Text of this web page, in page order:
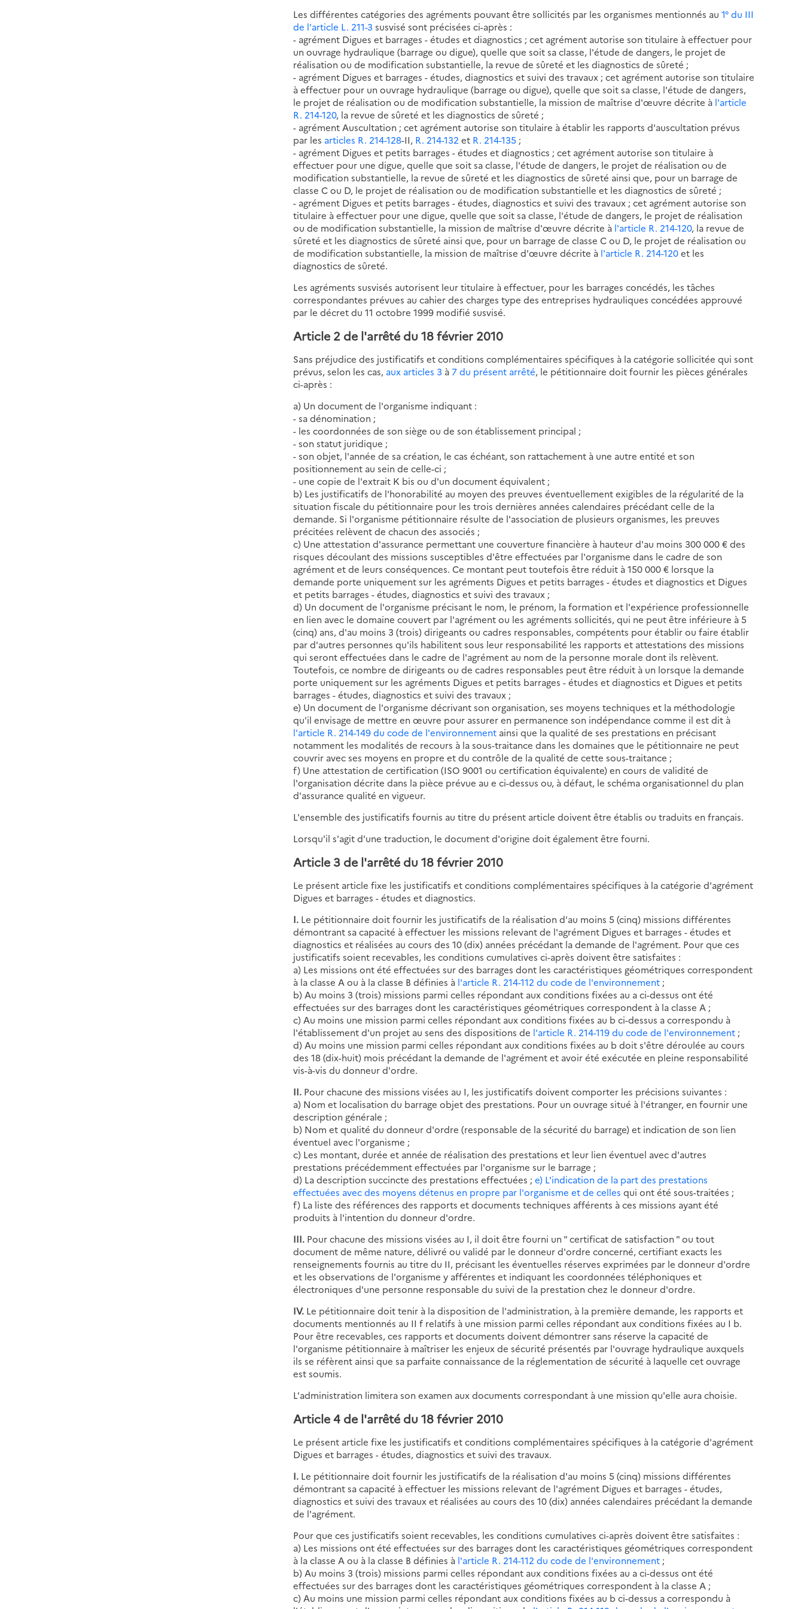
Les différentes catégories des agréments pouvant être sollicités par les organismes mentionnés au1° du III
de l'article L. 211-3susvisé sont précisées ci-après :
- agrément Digues et barrages - études et diagnostics ; cet agrément autorise son titulaire à effectuer pour
un ouvrage hydraulique (barrage ou digue), quelle que soit sa classe, l'étude de dangers, le projet de
réalisation ou de modification substantielle, la revue de sûreté et les diagnostics de sûreté ;
- agrément Digues et barrages - études, diagnostics et suivi des travaux ; cet agrément autorise son titulaire
à effectuer pour un ouvrage hydraulique (barrage ou digue), quelle que soit sa classe, l'étude de dangers,
le projet de réalisation ou de modification substantielle, la mission de maîtrise d'œuvre décrite à l'article
R. 214-120, la revue de sûreté et les diagnostics de sûreté ;
- agrément Auscultation ; cet agrément autorise son titulaire à établir les rapports d'auscultation prévus
par les articles R. 214-128-II, R. 214-132et R. 214-135 ;
- agrément Digues et petits barrages - études et diagnostics ; cet agrément autorise son titulaire à
effectuer pour une digue, quelle que soit sa classe, l'étude de dangers, le projet de réalisation ou de
modification substantielle, la revue de sûreté et les diagnostics de sûreté ainsi que, pour un barrage de
classe C ou D, le projet de réalisation ou de modification substantielle et les diagnostics de sûreté ;
- agrément Digues et petits barrages - études, diagnostics et suivi des travaux ; cet agrément autorise son
titulaire à effectuer pour une digue, quelle que soit sa classe, l'étude de dangers, le projet de réalisation
ou de modification substantielle, la mission de maîtrise d'œuvre décrite à l'article R. 214-120, la revue de
sûreté et les diagnostics de sûreté ainsi que, pour un barrage de classe C ou D, le projet de réalisation ou
de modification substantielle, la mission de maîtrise d'œuvre décrite à l'article R. 214-120et les
diagnostics de sûreté.
Les agréments susvisés autorisent leur titulaire à effectuer, pour les barrages concédés, les tâches
correspondantes prévues au cahier des charges type des entreprises hydrauliques concédées approuvé
par le décret du 11 octobre 1999 modifié susvisé.
Article 2 de l'arrêté du 18 février 2010
Sans préjudice des justificatifs et conditions complémentaires spécifiques à la catégorie sollicitée qui sont
prévus, selon les cas, aux articles 3 à 7 du présent arrêté, le pétitionnaire doit fournir les pièces générales
ci-après :
a) Un document de l'organisme indiquant :
- sa dénomination ;
- les coordonnées de son siège ou de son établissement principal ;
- son statut juridique ;
- son objet, l'année de sa création, le cas échéant, son rattachement à une autre entité et son
positionnement au sein de celle-ci ;
- une copie de l'extrait K bis ou d'un document équivalent ;
b) Les justificatifs de l'honorabilité au moyen des preuves éventuellement exigibles de la régularité de la
situation fiscale du pétitionnaire pour les trois dernières années calendaires précédant celle de la
demande. Si l'organisme pétitionnaire résulte de l'association de plusieurs organismes, les preuves
précitées relèvent de chacun des associés ;
c) Une attestation d'assurance permettant une couverture financière à hauteur d'au moins 300 000 € des
risques découlant des missions susceptibles d'être effectuées par l'organisme dans le cadre de son
agrément et de leurs conséquences. Ce montant peut toutefois être réduit à 150 000 € lorsque la
demande porte uniquement sur les agréments Digues et petits barrages - études et diagnostics et Digues
et petits barrages - études, diagnostics et suivi des travaux ;
d) Un document de l'organisme précisant le nom, le prénom, la formation et l'expérience professionnelle
en lien avec le domaine couvert par l'agrément ou les agréments sollicités, qui ne peut être inférieure à 5
(cinq) ans, d'au moins 3 (trois) dirigeants ou cadres responsables, compétents pour établir ou faire établir
par d'autres personnes qu'ils habilitent sous leur responsabilité les rapports et attestations des missions
qui seront effectuées dans le cadre de l'agrément au nom de la personne morale dont ils relèvent.
Toutefois, ce nombre de dirigeants ou de cadres responsables peut être réduit à un lorsque la demande
porte uniquement sur les agréments Digues et petits barrages - études et diagnostics et Digues et petits
barrages - études, diagnostics et suivi des travaux ;
e) Un document de l'organisme décrivant son organisation, ses moyens techniques et la méthodologie
qu'il envisage de mettre en œuvre pour assurer en permanence son indépendance comme il est dit à
l'article R. 214-149 du code de l'environnement ainsi que la qualité de ses prestations en précisant
notamment les modalités de recours à la sous-traitance dans les domaines que le pétitionnaire ne peut
couvrir avec ses moyens en propre et du contrôle de la qualité de cette sous-traitance ;
f) Une attestation de certification (ISO 9001 ou certification équivalente) en cours de validité de
l'organisation décrite dans la pièce prévue au e ci-dessus ou, à défaut, le schéma organisationnel du plan
d'assurance qualité en vigueur.
L'ensemble des justificatifs fournis au titre du présent article doivent être établis ou traduits en français.
Lorsqu'il s'agit d'une traduction, le document d'origine doit également être fourni.
Article 3 de l'arrêté du 18 février 2010
Le présent article fixe les justificatifs et conditions complémentaires spécifiques à la catégorie d'agrément
Digues et barrages - études et diagnostics.
I. Le pétitionnaire doit fournir les justificatifs de la réalisation d'au moins 5 (cinq) missions différentes
démontrant sa capacité à effectuer les missions relevant de l'agrément Digues et barrages - études et
diagnostics et réalisées au cours des 10 (dix) années précédant la demande de l'agrément. Pour que ces
justificatifs soient recevables, les conditions cumulatives ci-après doivent être satisfaites :
a) Les missions ont été effectuées sur des barrages dont les caractéristiques géométriques correspondent
à la classe A ou à la classe B définies à l'article R. 214-112 du code de l'environnement ;
b) Au moins 3 (trois) missions parmi celles répondant aux conditions fixées au a ci-dessus ont été
effectuées sur des barrages dont les caractéristiques géométriques correspondent à la classe A ;
c) Au moins une mission parmi celles répondant aux conditions fixées au b ci-dessus a correspondu à
l'établissement d'un projet au sens des dispositions de l'article R. 214-119 du code de l'environnement ;
d) Au moins une mission parmi celles répondant aux conditions fixées au b doit s'être déroulée au cours
des 18 (dix-huit) mois précédant la demande de l'agrément et avoir été exécutée en pleine responsabilité
vis-à-vis du donneur d'ordre.
II. Pour chacune des missions visées au I, les justificatifs doivent comporter les précisions suivantes :
a) Nom et localisation du barrage objet des prestations. Pour un ouvrage situé à l'étranger, en fournir une
description générale ;
b) Nom et qualité du donneur d'ordre (responsable de la sécurité du barrage) et indication de son lien
éventuel avec l'organisme ;
c) Les montant, durée et année de réalisation des prestations et leur lien éventuel avec d'autres
prestations précédemment effectuées par l'organisme sur le barrage ;
d) La description succincte des prestations effectuées ; e) L'indication de la part des prestations
effectuées avec des moyens détenus en propre par l'organisme et de celles qui ont été sous-traitées ;
f) La liste des références des rapports et documents techniques afférents à ces missions ayant été
produits à l'intention du donneur d'ordre.
III. Pour chacune des missions visées au I, il doit être fourni un " certificat de satisfaction " ou tout
document de même nature, délivré ou validé par le donneur d'ordre concerné, certifiant exacts les
renseignements fournis au titre du II, précisant les éventuelles réserves exprimées par le donneur d'ordre
et les observations de l'organisme y afférentes et indiquant les coordonnées téléphoniques et
électroniques d'une personne responsable du suivi de la prestation chez le donneur d'ordre.
IV. Le pétitionnaire doit tenir à la disposition de l'administration, à la première demande, les rapports et
documents mentionnés au II f relatifs à une mission parmi celles répondant aux conditions fixées au I b.
Pour être recevables, ces rapports et documents doivent démontrer sans réserve la capacité de
l'organisme pétitionnaire à maîtriser les enjeux de sécurité présentés par l'ouvrage hydraulique auxquels
ils se réfèrent ainsi que sa parfaite connaissance de la réglementation de sécurité à laquelle cet ouvrage
est soumis.
L'administration limitera son examen aux documents correspondant à une mission qu'elle aura choisie.
Article 4 de l'arrêté du 18 février 2010
Le présent article fixe les justificatifs et conditions complémentaires spécifiques à la catégorie d'agrément
Digues et barrages - études, diagnostics et suivi des travaux.
I. Le pétitionnaire doit fournir les justificatifs de la réalisation d'au moins 5 (cinq) missions différentes
démontrant sa capacité à effectuer les missions relevant de l'agrément Digues et barrages - études,
diagnostics et suivi des travaux et réalisées au cours des 10 (dix) années calendaires précédant la demande
de l'agrément.
Pour que ces justificatifs soient recevables, les conditions cumulatives ci-après doivent être satisfaites :
a) Les missions ont été effectuées sur des barrages dont les caractéristiques géométriques correspondent
à la classe A ou à la classe B définies à l'article R. 214-112 du code de l'environnement ;
b) Au moins 3 (trois) missions parmi celles répondant aux conditions fixées au a ci-dessus ont été
effectuées sur des barrages dont les caractéristiques géométriques correspondent à la classe A ;
c) Au moins une mission parmi celles répondant aux conditions fixées au b ci-dessus a correspondu à